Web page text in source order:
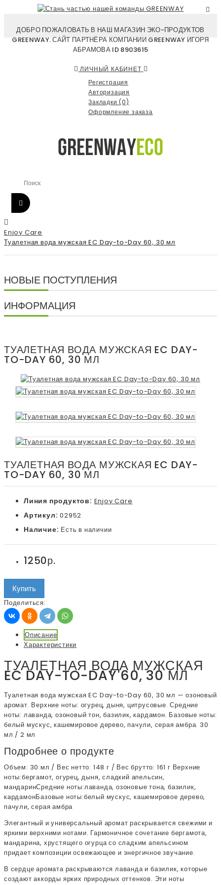
ДОБРО ПОЖАЛОВАТЬ В НАШ МАГАЗИН ЭКО-ПРОДУКТОВ
GREENWAY. САЙТ ПАРТНЁРА КОМПАНИИ GREENWAY ИГОРЯ
АБРАМОВА ID 8903615
ЛИЧНЫЙ КАБИНЕТ
Регистрация
Авторизация
Закладки (0)
Оформление заказа
Enjoy Care
Туалетная вода мужская EC Day-to-Day 60, 30 мл
НОВЫЕ ПОСТУПЛЕНИЯ
ИНФОРМАЦИЯ
ТУАЛЕТНАЯ ВОДА МУЖСКАЯ EC DAY-
TO-DAY 60, 30 МЛ
ТУАЛЕТНАЯ ВОДА МУЖСКАЯ EC DAY-
TO-DAY 60, 30 МЛ
Линия продуктов: Enjoy Care
Артикул: 02952
Наличие: Есть в наличии
1250р.
Купить
Поделиться:
Описание
Характеристики
ТУАЛЕТНАЯ ВОДА МУЖСКАЯ
EC DAY-TO-DAY 60, 30 МЛ
Туалетная вода мужская EC Day-to-Day 60, 30 мл — озоновый
аромат. Верхние ноты: огурец, дыня, цитрусовые. Средние
ноты: лаванда, озоновый тон, базилик, кардамон. Базовые ноты:
белый мускус, кашемировое дерево, пачули, серая амбра. 30
мл / 2 мл
Подробнее о продукте
Объем: 30 мл / Вес нетто: 148 г / Вес брутто: 161 г Верхние
ноты:бергамот, огурец, дыня, сладкий апельсин,
мандаринСредние ноты:лаванда, озоновые тона, базилик,
кардамонБазовые ноты:белый мускус, кашемировое дерево,
пачули, серая амбра
Элегантный и универсальный аромат раскрывается свежими и
яркими верхними нотами. Гармоничное сочетание бергамота,
мандарина, хрустящего огурца со сладким апельсином
придает композиции освежающее и энергичное звучание.
В сердце аромата раскрываются лаванда и базилик, которые
создают аккорды ярких природных оттенков. Эти ноты